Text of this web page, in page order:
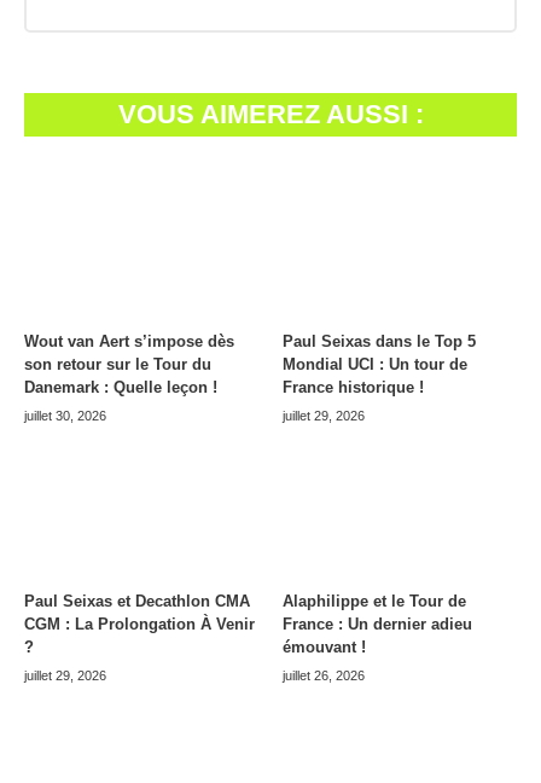
VOUS AIMEREZ AUSSI :
Wout van Aert s’impose dès
son retour sur le Tour du
Danemark : Quelle leçon !
juillet 30, 2026
Paul Seixas dans le Top 5
Mondial UCI : Un tour de
France historique !
juillet 29, 2026
Paul Seixas et Decathlon CMA
CGM : La Prolongation À Venir
?
juillet 29, 2026
Alaphilippe et le Tour de
France : Un dernier adieu
émouvant !
juillet 26, 2026